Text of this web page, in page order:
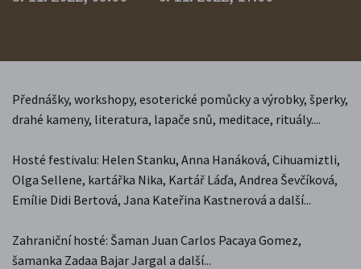
Přednášky, workshopy, esoterické pomůcky a výrobky, šperky,
drahé kameny, literatura, lapače snů, meditace, rituály....
Hosté festivalu: Helen Stanku, Anna Hanáková, Cihuamiztli,
Olga Sellene, kartářka Nika, Kartář Láďa, Andrea Ševčíková,
Emílie Didi Bertová, Jana Kateřina Kastnerová a další...
Zahraniční hosté: Šaman Juan Carlos Pacaya Gomez,
šamanka Zadaa Bajar Jargal a další...